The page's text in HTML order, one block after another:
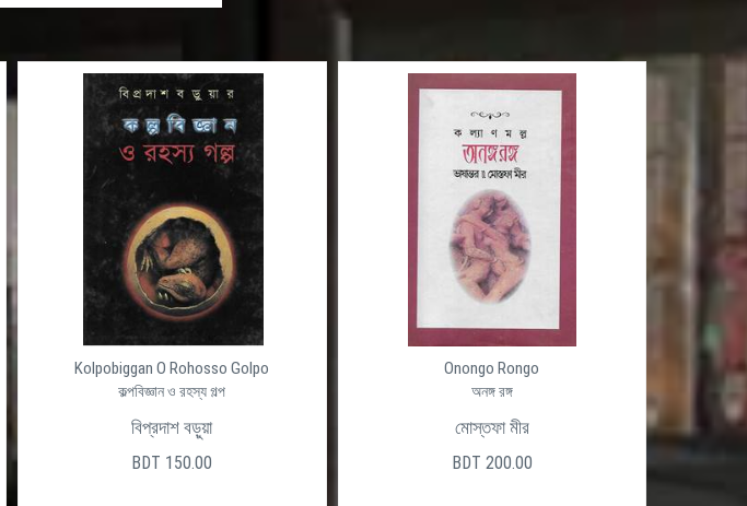
Kolpobiggan O Rohosso Golpo
কল্পবিজ্ঞান ও রহস্য গল্প
বিপ্রদাশ বড়ুয়া
BDT 150.00
Onongo Rongo
অনঙ্গ রঙ্গ
মোস্তফা মীর
BDT 200.00